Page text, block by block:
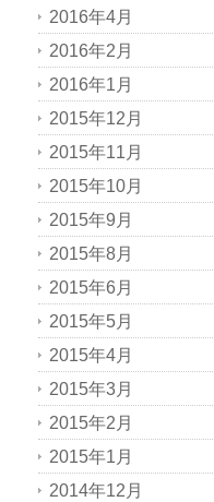
2016年4月
2016年2月
2016年1月
2015年12月
2015年11月
2015年10月
2015年9月
2015年8月
2015年6月
2015年5月
2015年4月
2015年3月
2015年2月
2015年1月
2014年12月